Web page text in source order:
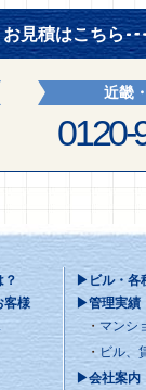
見積はこちら
近畿
0120-
客様
▶ビル・各
▶管理実績
マンシ
ビル、
▶会社案内